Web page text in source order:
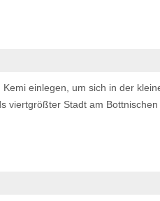
einlegen, um sich in der
viertgrößter Stadt am Bottnischen